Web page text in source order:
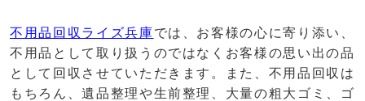
不用品回収ライズ兵庫では、お客様の心に寄り添い、
不用品として取り扱うのではなくお客様の思い出の品
として回収させていただきます。また、不用品回収は
もちろん、遺品整理や生前整理、大量の粗大ゴミ、ゴ